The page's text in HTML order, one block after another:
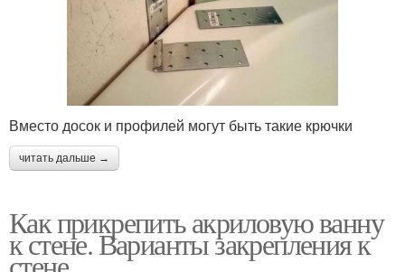
Вместо досок и профилей могут быть такие крючки
читать дальше →
Как прикрепить акриловую ванну
к стене. Варианты закрепления к